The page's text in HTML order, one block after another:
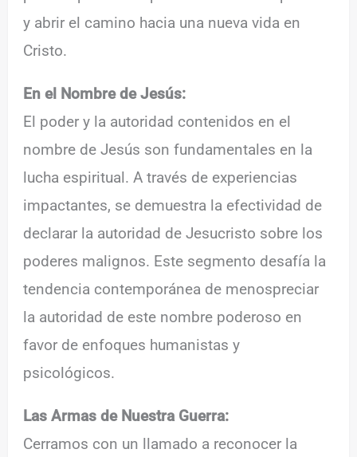
y abrir el camino hacia una nueva vida en
Cristo.
En el Nombre de Jesús:
El poder y la autoridad contenidos en el
nombre de Jesús son fundamentales en la
lucha espiritual. A través de experiencias
impactantes, se demuestra la efectividad de
declarar la autoridad de Jesucristo sobre los
poderes malignos. Este segmento desafía la
tendencia contemporánea de menospreciar
la autoridad de este nombre poderoso en
favor de enfoques humanistas y
psicológicos.
Las Armas de Nuestra Guerra:
Cerramos con un llamado a reconocer la